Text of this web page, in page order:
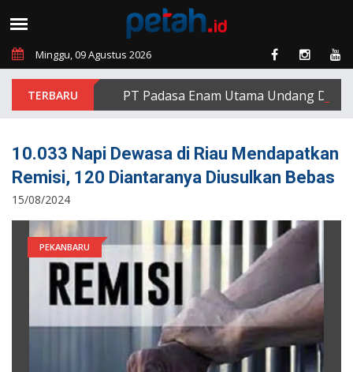
Minggu, 09 Agustus 2026
PT Padasa Enam Utama Undang
10.033 Napi Dewasa di Riau Mendapatkan
Remisi, 120 Diantaranya Diusulkan Bebas
15/08/2024
PEKANBARU